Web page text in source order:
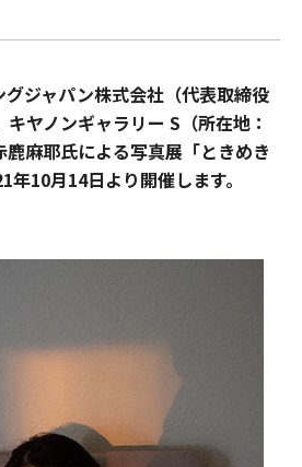
グジャパン株式会社（代表取締役
ヤノンギャラリー S（所在地：
麻耶氏による写真展「ときめき
10月14日より開催します。